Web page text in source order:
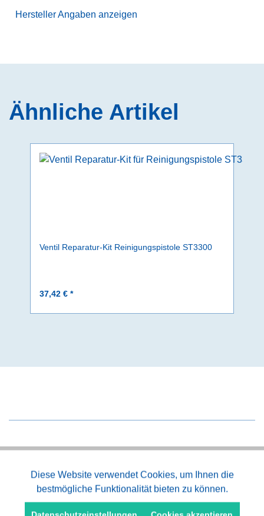
Hersteller Angaben anzeigen
Ähnliche Artikel
Ventil Reparatur-Kit Reinigungspistole ST3300
37,42 € *
Kauf auf Rechnung
Funktionale Aktiv
Marketing Aktiv
Diese Website verwendet Cookies, um Ihnen die
bestmögliche Funktionalität bieten zu können.